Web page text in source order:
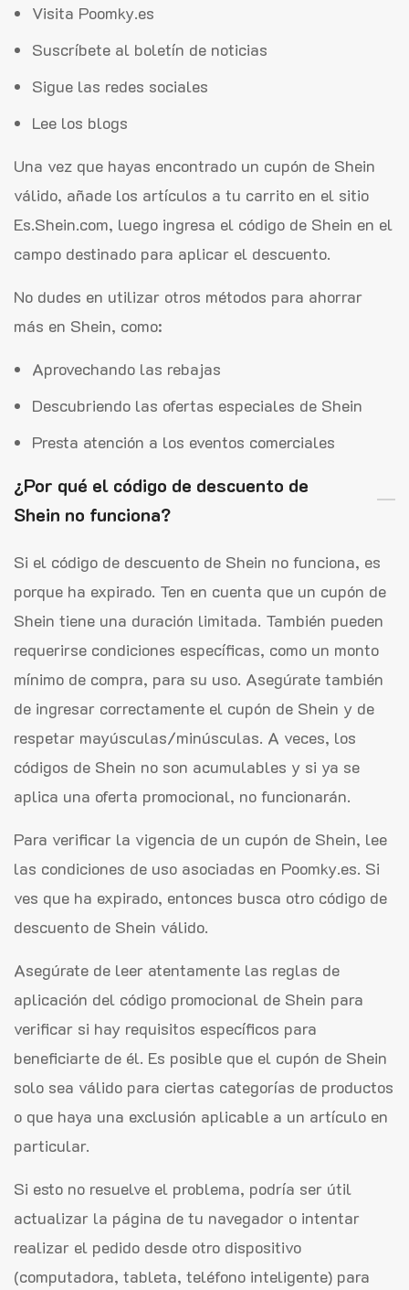
Visita Poomky.es
Suscríbete al boletín de noticias
Sigue las redes sociales
Lee los blogs
Una vez que hayas encontrado un cupón de Shein
válido, añade los artículos a tu carrito en el sitio
Es.Shein.com, luego ingresa el código de Shein en el
campo destinado para aplicar el descuento.
No dudes en utilizar otros métodos para ahorrar
más en Shein, como:
Aprovechando las rebajas
Descubriendo las ofertas especiales de Shein
Presta atención a los eventos comerciales
¿Por qué el código de descuento de
Shein no funciona?
Si el código de descuento de Shein no funciona, es
porque ha expirado. Ten en cuenta que un cupón de
Shein tiene una duración limitada. También pueden
requerirse condiciones específicas, como un monto
mínimo de compra, para su uso. Asegúrate también
de ingresar correctamente el cupón de Shein y de
respetar mayúsculas/minúsculas. A veces, los
códigos de Shein no son acumulables y si ya se
aplica una oferta promocional, no funcionarán.
Para verificar la vigencia de un cupón de Shein, lee
las condiciones de uso asociadas en Poomky.es. Si
ves que ha expirado, entonces busca otro código de
descuento de Shein válido.
Asegúrate de leer atentamente las reglas de
aplicación del código promocional de Shein para
verificar si hay requisitos específicos para
beneficiarte de él. Es posible que el cupón de Shein
solo sea válido para ciertas categorías de productos
o que haya una exclusión aplicable a un artículo en
particular.
Si esto no resuelve el problema, podría ser útil
actualizar la página de tu navegador o intentar
realizar el pedido desde otro dispositivo
(computadora, tableta, teléfono inteligente) para